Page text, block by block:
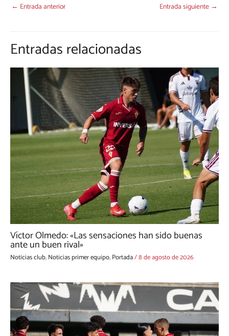
← Entrada anterior Entrada siguiente →
Entradas relacionadas
Víctor Olmedo: «Las sensaciones han sido buenas
ante un buen rival»
Noticias club,Noticias primer equipo,Portada/8 de agosto de 2026